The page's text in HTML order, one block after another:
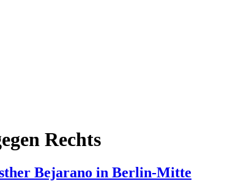
Rechts
Bejarano in Berlin-Mitte